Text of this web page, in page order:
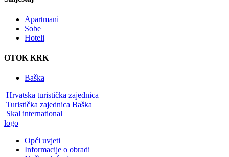
Apartmani
Sobe
Hoteli
OTOK KRK
Baška
Hrvatska turistička zajednica
Turistička zajednica Baška
Skal international
logo
Opći uvjeti
Informacije o obradi